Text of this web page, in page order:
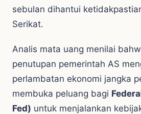
sebulan dihantui
Serikat.
Analis mata uang menilai
penutupan pemerintah AS
perlambatan ekonomi jangka
membuka peluang bagi
Fed) untuk menjalankan